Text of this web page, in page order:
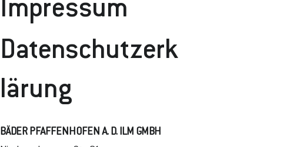
Impressum
Datenschutzerk
Lärung
BÄDER PFAFFENHOFEN A. D. ILM GMBH